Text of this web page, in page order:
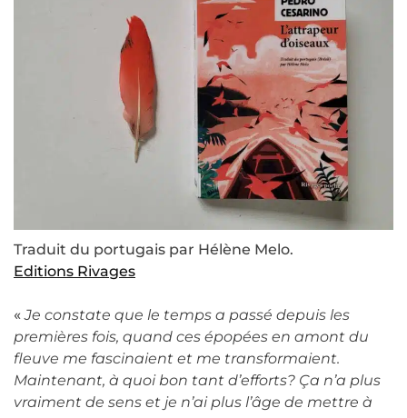
Traduit du portugais par Hélène Melo.
Editions Rivages
«Je constate que le temps a passé depuis les
premières fois, quand ces épopées en amont du
fleuve me fascinaient et me transformaient.
Maintenant, à quoi bon tant d’efforts? Ça n’a plus
vraiment de sens et je n’ai plus l’âge de mettre à